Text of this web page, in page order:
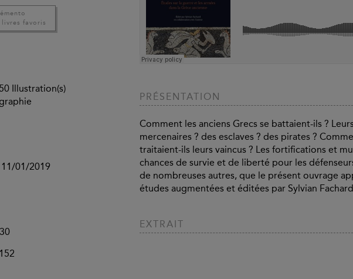
favoris
Illustration(s)
01/2019
PRÉSENTATION
Comment les anciens Grecs se battaient-ils ?
mercenaires ? des esclaves ? des pirates ?
traitaient-ils leurs vaincus ? Les fortifications et
chances de survie et de liberté pour les
de nombreuses autres, que le présent ouvrage
études augmentées et éditées par Sylvian
EXTRAIT